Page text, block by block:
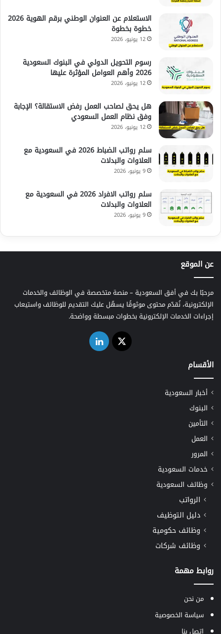
الاستعلام عن العنوان الوطني برقم الهوية 2026
خطوة بخطوة
12 يونيو، 2026
رسوم التحويل الدولي في البنوك السعودية
2026 وأهم العوامل المؤثرة عليها
12 يونيو، 2026
هل يحق لصاحب العمل رفض الاستقالة؟ الإجابة
وفق نظام العمل السعودي
12 يونيو، 2026
سلم رواتب الضباط 2026 في السعودية مع
العلاوات والبدلات
9 يونيو، 2026
سلم رواتب الافراد 2026 في السعودية مع
العلاوات والبدلات
9 يونيو، 2026
عن الموقع
مرحبًا بك في أفق السعودية – منصة متخصصة في الوظائف والخدمات
الإلكترونية، نُقدّم محتوى موثوقًا يسهّل عليك التقديم للوظائف واستيعاب
إجراءات الخدمات الإلكترونية بخطوات مبسطة وواضحة.
‫X لينكدإن
الأقسام
أخبار السعودية
البنوك
التأمين
العمل
المرور
خدمات السعودية
وظائف السعودية
الرواتب
دليل التوظيف
وظائف حكومية
وظائف شركات
روابط مهمة
من نحن
سياسة الخصوصية
اتصل بنا